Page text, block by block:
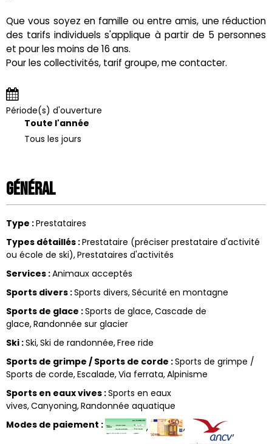
Que vous soyez en famille ou entre amis, une réduction
des tarifs individuels s'applique à partir de 5 personnes
et pour les moins de 16 ans.
Pour les collectivités, tarif groupe, me contacter.
Période(s) d'ouverture
Toute l'année
Tous les jours
Général
Type :Prestataires
Types détaillés :Prestataire (préciser prestataire d'activité
ou école de ski) Prestataires d'activités
Services :Animaux acceptés
Sports divers :Sports divers Sécurité en montagne
Sports de glace :Sports de glace Cascade de
glace Randonnée sur glacier
Ski :Ski Ski de randonnée Free ride
Sports de grimpe / Sports de corde :Sports de grimpe /
Sports de corde Escalade Via ferrata Alpinisme
Sports en eaux vives :Sports en eaux
vives Canyoning Randonnée aquatique
Modes de paiement :